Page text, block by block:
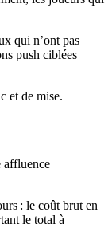
qui n’ont pas
push ciblées
et de mise.
affluence
: le coût brut en
le total à